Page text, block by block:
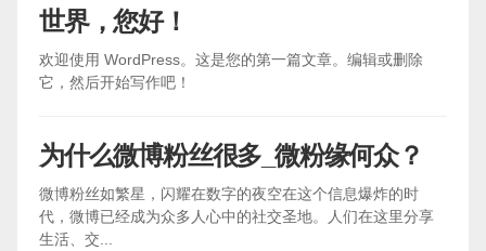
世界，您好！
欢迎使用 WordPress。这是您的第一篇文章。编辑或删除
它，然后开始写作吧！
为什么微博粉丝很多_微粉缘何众？
微博粉丝如繁星，闪耀在数字的夜空在这个信息爆炸的时
代，微博已经成为众多人心中的社交圣地。人们在这里分享
生活、交...